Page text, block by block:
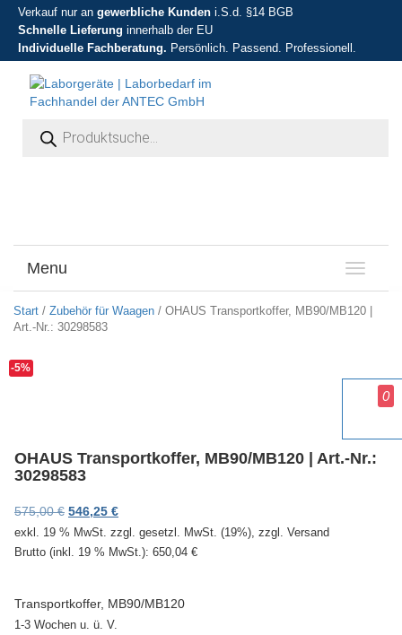
Verkauf nur an gewerbliche Kunden i.S.d. §14 BGB
Schnelle Lieferung innerhalb der EU
Individuelle Fachberatung. Persönlich. Passend. Professionell.
T
o
g
n
a
Menu
Start / Zubehör für Waagen / OHAUS Transportkoffer, MB90/MB120 |
Art.-Nr.: 30298583
-5%
OHAUS Transportkoffer, MB90/MB120 | Art.-Nr.:
30298583
575,00€ Ursprünglicher Preis war: 575,00 €
546,25 €Aktueller Preis ist: 546,25 €.
exkl. 19 % MwSt. zzgl. gesetzl. MwSt. (19%), zzgl. Versand
Brutto (inkl. 19 % MwSt.): 650,04 €
Transportkoffer, MB90/MB120
1-3 Wochen u. ü. V.
0